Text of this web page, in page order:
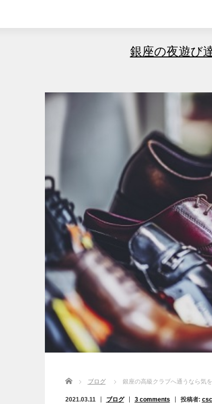
銀座の夜遊び
Home ブログ 銀座の高級クラブへ通うなら気
2021.03.11 ブログ 3 comments 投稿者: